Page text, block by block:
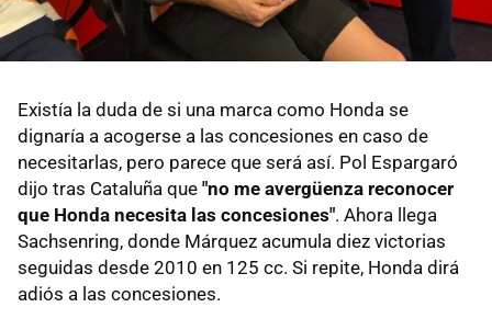
Existía la duda de si una marca como Honda se
dignaría a acogerse a las concesiones en caso de
necesitarlas, pero parece que será así. Pol Espargaró
dijo tras Cataluña que "no me avergüenza reconocer
que Honda necesita las concesiones". Ahora llega
Sachsenring, donde Márquez acumula diez victorias
seguidas desde 2010 en 125 cc. Si repite, Honda dirá
adiós a las concesiones.